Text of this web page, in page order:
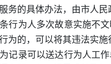
的具体办法，由市人民
为人多次故意实施不文
为的，可以将其违法实
录可以送达行为人工作